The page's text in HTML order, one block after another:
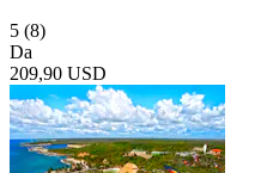
5 (8)
Da
209,90 USD